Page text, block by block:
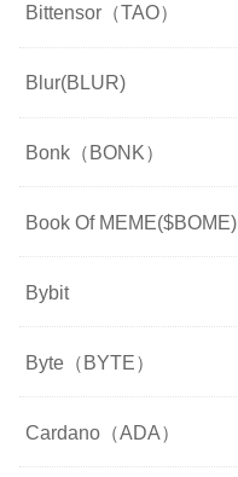
Bittensor（TAO）
Blur(BLUR)
Bonk（BONK）
Book Of MEME($BOME)
Bybit
Byte（BYTE）
Cardano（ADA）